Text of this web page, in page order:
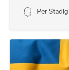
Per Stadig